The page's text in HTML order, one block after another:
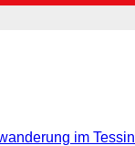
im Tessin